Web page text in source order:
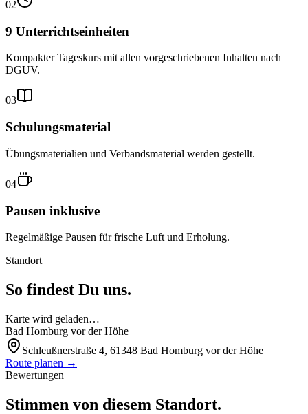
02
9 Unterrichtseinheiten
Kompakter Tageskurs mit allen vorgeschriebenen Inhalten nach
DGUV.
03
Schulungsmaterial
Übungsmaterialien und Verbandsmaterial werden gestellt.
04
Pausen inklusive
Regelmäßige Pausen für frische Luft und Erholung.
Standort
So findest Du uns.
Karte wird geladen…
Bad Homburg vor der Höhe
Schleußnerstraße 4, 61348 Bad Homburg vor der Höhe
Route planen →
Bewertungen
Stimmen von diesem Standort.